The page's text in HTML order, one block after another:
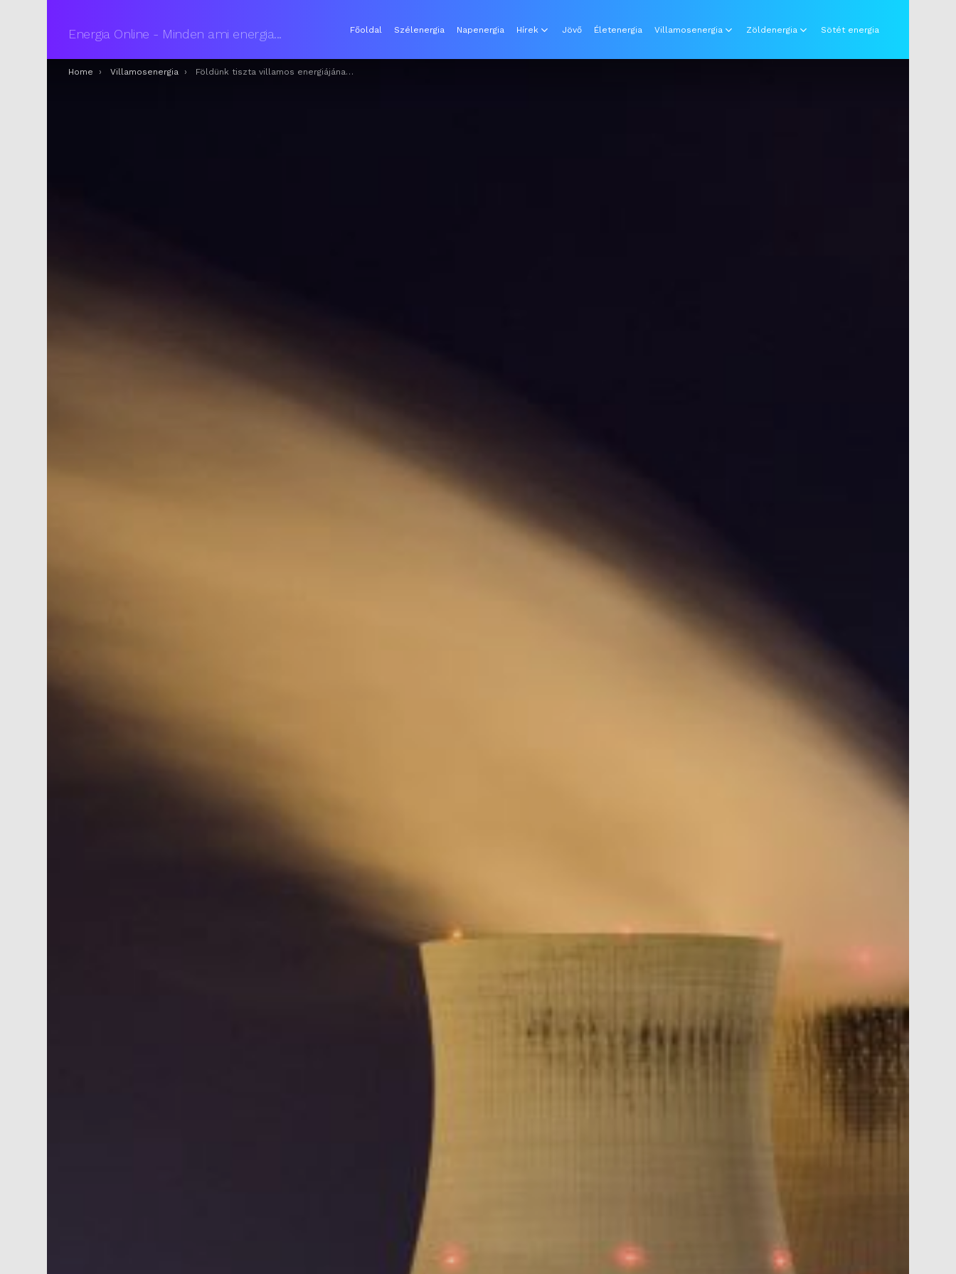
Energia Online - Minden ami energia... Főoldal Szélenergia Napenergia Hírek Jövő Életenergia Villamosenergia Zöldenergia Sötét energia
You are here:
Home Villamosenergia Földünk tiszta villamos energiájának 25%-át immár a nukleáris energia teszi ki